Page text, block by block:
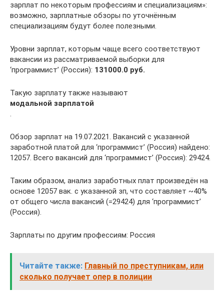
зарплат по некоторым профессиям и специализациям»:
возможно, зарплатные обзоры по уточнённым
специализациям будут более полезными.
Уровни зарплат, которым чаще всего соответствуют
вакансии из рассматриваемой выборки для
‘программист’ (Россия): 131000.0 руб.
Такую зарплату также называют
модальной зарплатой
.
Обзор зарплат на 19.07.2021. Вакансий с указанной
заработной платой для ‘программист’ (Россия) найдено:
12057. Всего вакансий для ‘программист’ (Россия): 29424.
Таким образом, анализ заработных плат произведён на
основе 12057 вак. с указанной зп, что составляет ~40%
от общего числа вакансий (=29424) для ‘программист’
(Россия).
Зарплаты по другим профессиям: Россия
Читайте также: Главный по преступникам, или
сколько получает опер в полиции